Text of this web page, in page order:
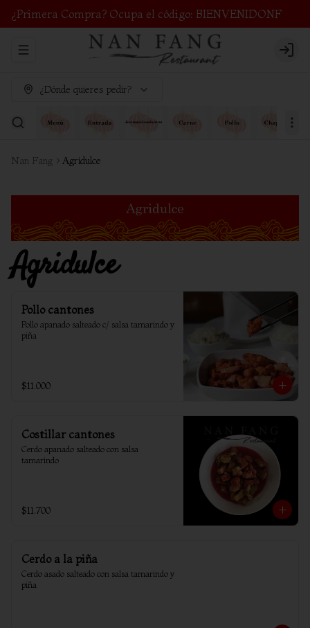
¿Primera Compra? Ocupa el código: BIENVENIDONF
Abrir menu de navegación Login
¿Dónde quieres pedir?
Nan Fang Agridulce
Agridulce
Pollo cantones
Pollo apanado salteado c/ salsa tamarindo y
piña
$11.000
Costillar cantones
Cerdo apanado salteado con salsa
tamarindo
$11.700
Cerdo a la piña
Cerdo asado salteado con salsa tamarindo y
piña